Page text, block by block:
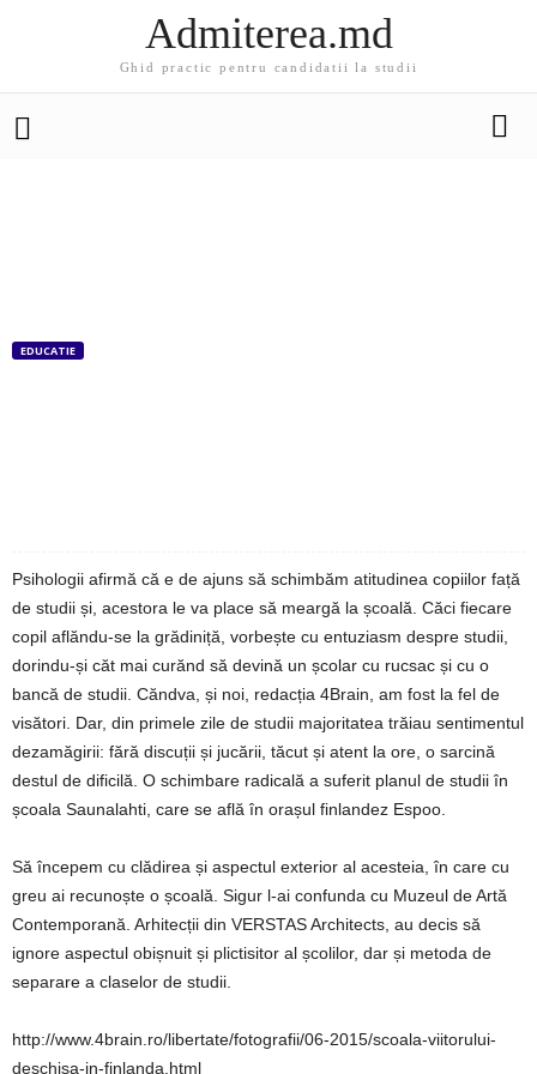
Admiterea.md
Ghid practic pentru candidatii la studii
EDUCATIE
Psihologii afirmă că e de ajuns să schimbăm atitudinea copiilor față
de studii și, acestora le va place să meargă la școală. Căci fiecare
copil aflăndu-se la grădiniță, vorbește cu entuziasm despre studii,
dorindu-și căt mai curănd să devină un școlar cu rucsac și cu o
bancă de studii. Căndva, și noi, redacția 4Brain, am fost la fel de
visători. Dar, din primele zile de studii majoritatea trăiau sentimentul
dezamăgirii: fără discuții și jucării, tăcut și atent la ore, o sarcină
destul de dificilă. O schimbare radicală a suferit planul de studii în
școala Saunalahti, care se află în orașul finlandez Espoo.
Să începem cu clădirea și aspectul exterior al acesteia, în care cu
greu ai recunoște o școală. Sigur l-ai confunda cu Muzeul de Artă
Contemporană. Arhitecții din VERSTAS Architects, au decis să
ignore aspectul obișnuit și plictisitor al școlilor, dar și metoda de
separare a claselor de studii.
http://www.4brain.ro/libertate/fotografii/06-2015/scoala-viitorului-
deschisa-in-finlanda.html